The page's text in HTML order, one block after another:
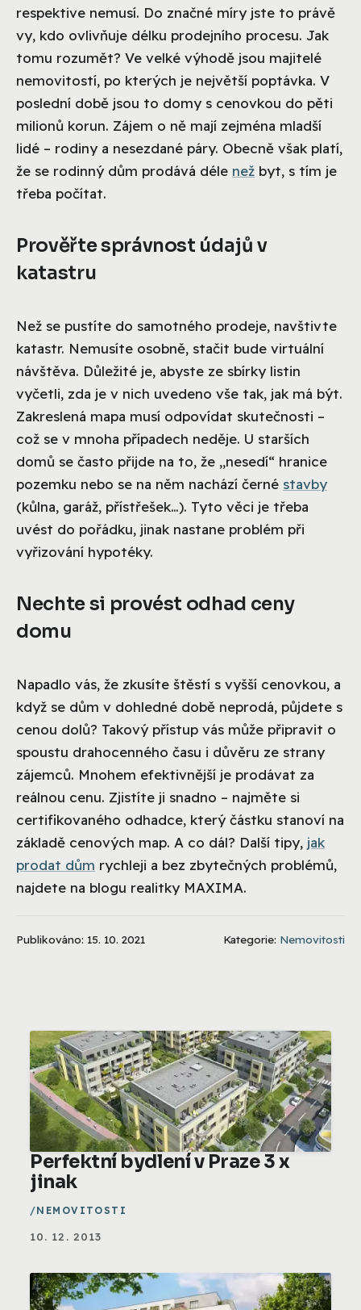
respektive nemusí. Do značné míry jste to právě
vy, kdo ovlivňuje délku prodejního procesu. Jak
tomu rozumět? Ve velké výhodě jsou majitelé
nemovitostí, po kterých je největší poptávka. V
poslední době jsou to domy s cenovkou do pěti
milionů korun. Zájem o ně mají zejména mladší
lidé – rodiny a nesezdané páry. Obecně však platí,
že se rodinný dům prodává déle než byt, s tím je
třeba počítat.
Prověřte správnost údajů v
katastru
Než se pustíte do samotného prodeje, navštivte
katastr. Nemusíte osobně, stačit bude virtuální
návštěva. Důležité je, abyste ze sbírky listin
vyčetli, zda je v nich uvedeno vše tak, jak má být.
Zakreslená mapa musí odpovídat skutečnosti –
což se v mnoha případech neděje. U starších
domů se často přijde na to, že „nesedí“ hranice
pozemku nebo se na něm nachází černé stavby
(kůlna, garáž, přístřešek…). Tyto věci je třeba
uvést do pořádku, jinak nastane problém při
vyřizování hypotéky.
Nechte si provést odhad ceny
domu
Napadlo vás, že zkusíte štěstí s vyšší cenovkou, a
když se dům v dohledné době neprodá, půjdete s
cenou dolů? Takový přístup vás může připravit o
spoustu drahocenného času i důvěru ze strany
zájemců. Mnohem efektivnější je prodávat za
reálnou cenu. Zjistíte ji snadno – najměte si
certifikovaného odhadce, který částku stanoví na
základě cenových map. A co dál? Další tipy, jak
prodat dům rychleji a bez zbytečných problémů,
najdete na blogu realitky MAXIMA.
Publikováno: 15. 10. 2021 Kategorie: Nemovitosti
Perfektní bydlení v Praze 3 x
jinak
NEMOVITOSTI
10. 12. 2013